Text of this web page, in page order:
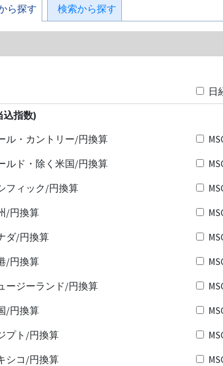
ら探す 検索から探す
日
込指数)
ル・カントリー/円換算
ルド・除く米国/円換算
フィック/円換算
/円換算
ダ/円換算
/円換算
ージーランド/円換算
/円換算
プト/円換算
シコ/円換算